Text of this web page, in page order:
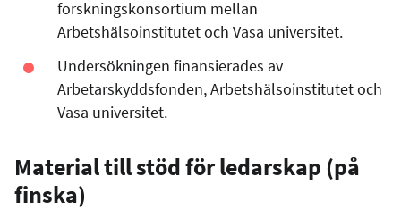
forskningskonsortium mellan
Arbetshälsoinstitutet och Vasa universitet.
Undersökningen finansierades av
Arbetarskyddsfonden, Arbetshälsoinstitutet och
Vasa universitet.
Material till stöd för ledarskap (på
finska)